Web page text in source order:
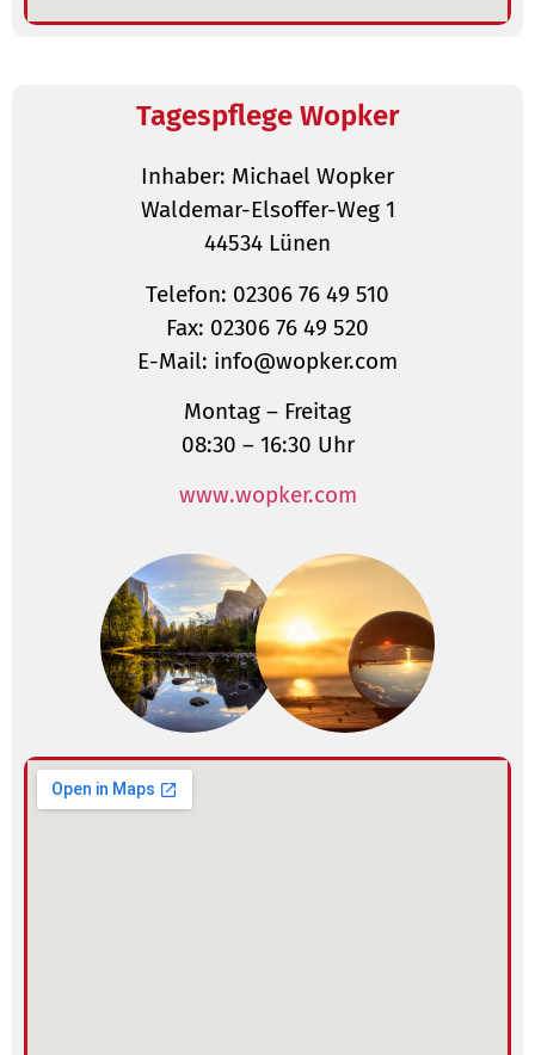
Tagespflege Wopker
Inhaber: Michael Wopker
Waldemar-Elsoffer-Weg 1
44534 Lünen
Telefon: 02306 76 49 510
Fax: 02306 76 49 520
E-Mail: info@wopker.com
Montag – Freitag
08:30 – 16:30 Uhr
www.wopker.com